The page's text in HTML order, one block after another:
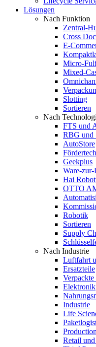
Lösungen
Nach Funktion
Zentral-
Cross
E-
Micro-
Mixed-
Slotting
Sortieren
Nach
FTS und
RBG und
AutoStore
Geekplus
Ware-
Hai
OTTO
Robotik
Sortieren
Supply
Nach Industrie
Luftfahrt
Ersatzteile
Elektronik
Industrie
Life
Retail